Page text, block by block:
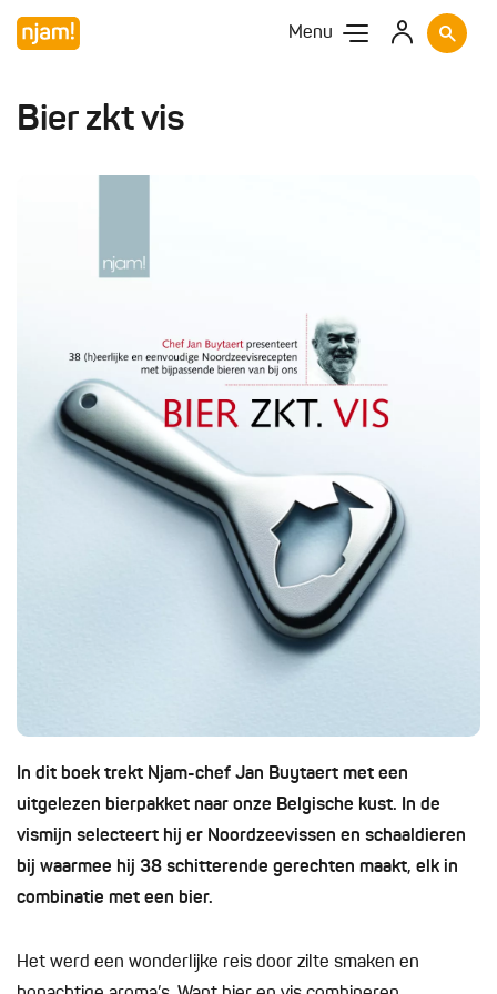
Menu
Bier zkt vis
In dit boek trekt Njam-chef Jan Buytaert met een
uitgelezen bierpakket naar onze Belgische kust. In de
vismijn selecteert hij er Noordzeevissen en schaaldieren
bij waarmee hij 38 schitterende gerechten maakt, elk in
combinatie met een bier.
Het werd een wonderlijke reis door zilte smaken en